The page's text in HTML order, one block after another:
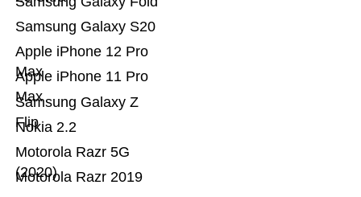
Motorola Razr 2019
Motorola Razr 5G
(2020)
Nokia 2.2
Samsung Galaxy Z
Flip
Apple iPhone 11 Pro
Max
Apple iPhone 12 Pro
Max
Samsung Galaxy S20